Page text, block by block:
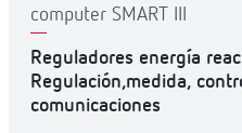
computer SMART III
Reguladores energía
Regulación,medida,
comunicaciones